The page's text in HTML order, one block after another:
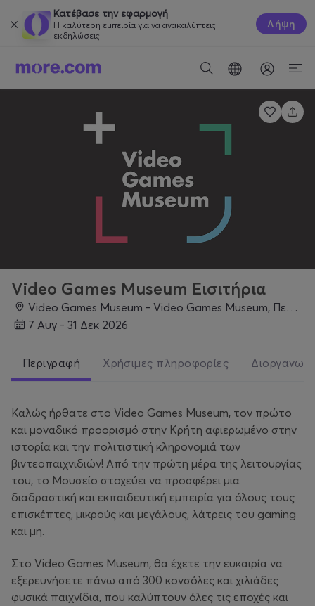
Κατέβασε την εφαρμογή
Η καλύτερη εμπειρία για να ανακαλύπτεις
εκδηλώσεις.
Λήψη
Video Games Museum Εισιτήρια
Video Games Museum - Video Games Museum, Πεδιάδος 20, Ηράκλειο 712 01, Ηράκλειο
7 Αυγ - 31 Δεκ 2026
Περιγραφή Χρήσιμες πληροφορίες
Καλώς ήρθατε στο Video Games Museum, τον πρώτο
και μοναδικό προορισμό στην Κρήτη αφιερωμένο στην
ιστορία και την πολιτιστική κληρονομιά των
βιντεοπαιχνιδιών! Από την πρώτη μέρα της λειτουργίας
του, το Μουσείο στοχεύει να προσφέρει μια
διαδραστική και εκπαιδευτική εμπειρία για όλους τους
επισκέπτες, μικρούς και μεγάλους, λάτρεις του gaming
και μη.
Στο Video Games Museum, θα έχετε την ευκαιρία να
εξερευνήσετε πάνω από 300 κονσόλες και χιλιάδες
φυσικά παιχνίδια, που καλύπτουν όλες τις εποχές και